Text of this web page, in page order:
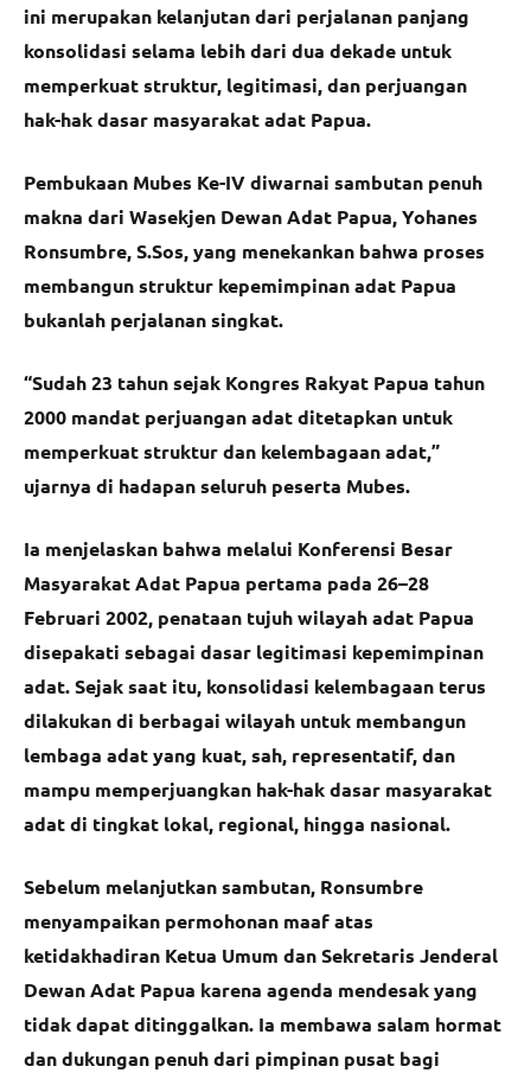
ini merupakan kelanjutan dari perjalanan panjang
konsolidasi selama lebih dari dua dekade untuk
memperkuat struktur, legitimasi, dan perjuangan
hak-hak dasar masyarakat adat Papua.
Pembukaan Mubes Ke-IV diwarnai sambutan penuh
makna dari Wasekjen Dewan Adat Papua, Yohanes
Ronsumbre, S.Sos, yang menekankan bahwa proses
membangun struktur kepemimpinan adat Papua
bukanlah perjalanan singkat.
“Sudah 23 tahun sejak Kongres Rakyat Papua tahun
2000 mandat perjuangan adat ditetapkan untuk
memperkuat struktur dan kelembagaan adat,”
ujarnya di hadapan seluruh peserta Mubes.
Ia menjelaskan bahwa melalui Konferensi Besar
Masyarakat Adat Papua pertama pada 26–28
Februari 2002, penataan tujuh wilayah adat Papua
disepakati sebagai dasar legitimasi kepemimpinan
adat. Sejak saat itu, konsolidasi kelembagaan terus
dilakukan di berbagai wilayah untuk membangun
lembaga adat yang kuat, sah, representatif, dan
mampu memperjuangkan hak-hak dasar masyarakat
adat di tingkat lokal, regional, hingga nasional.
Sebelum melanjutkan sambutan, Ronsumbre
menyampaikan permohonan maaf atas
ketidakhadiran Ketua Umum dan Sekretaris Jenderal
Dewan Adat Papua karena agenda mendesak yang
tidak dapat ditinggalkan. Ia membawa salam hormat
dan dukungan penuh dari pimpinan pusat bagi